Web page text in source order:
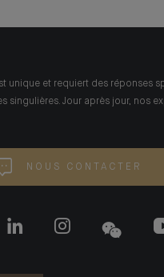
unique et requiert des réponses
singulières. Jour après jour, nos
NOUS CONTACTER